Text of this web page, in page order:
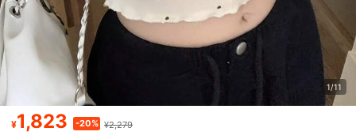
1/11
¥1,823 -20% ¥2,279